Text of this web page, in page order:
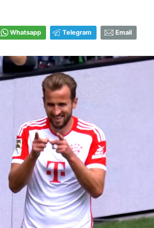
Whatsapp Telegram Email